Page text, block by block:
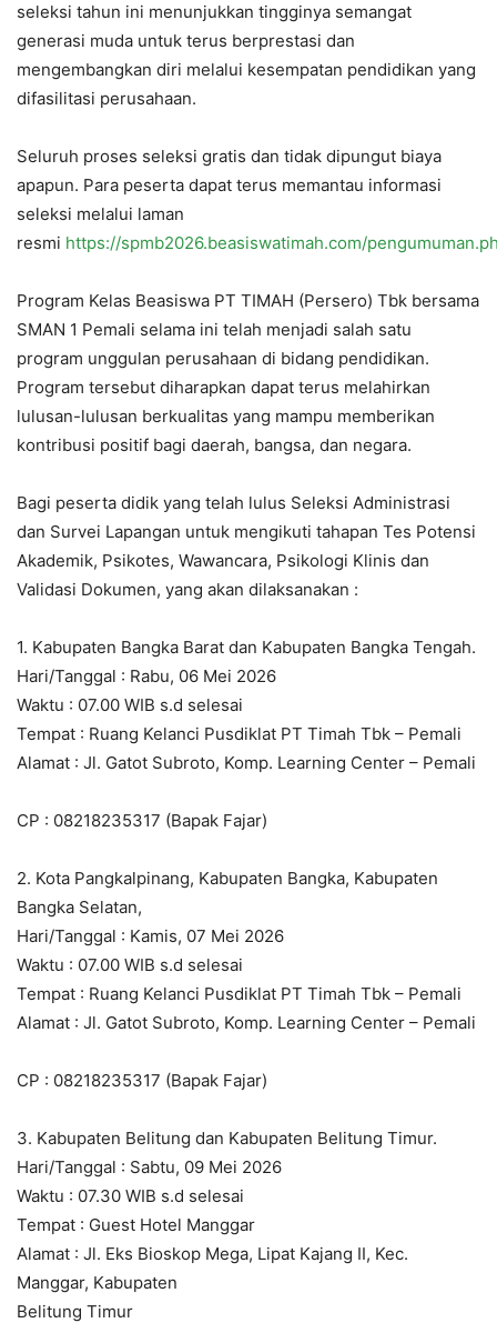
seleksi tahun ini menunjukkan tingginya semangat
generasi muda untuk terus berprestasi dan
mengembangkan diri melalui kesempatan pendidikan yang
difasilitasi perusahaan.
Seluruh proses seleksi gratis dan tidak dipungut biaya
apapun. Para peserta dapat terus memantau informasi
seleksi melalui laman
resmi https://spmb2026.beasiswatimah.com/
Program Kelas Beasiswa PT TIMAH (Persero) Tbk bersama
SMAN 1 Pemali selama ini telah menjadi salah satu
program unggulan perusahaan di bidang pendidikan.
Program tersebut diharapkan dapat terus melahirkan
lulusan-lulusan berkualitas yang mampu memberikan
kontribusi positif bagi daerah, bangsa, dan negara.
Bagi peserta didik yang telah lulus Seleksi Administrasi
dan Survei Lapangan untuk mengikuti tahapan Tes Potensi
Akademik, Psikotes, Wawancara, Psikologi Klinis dan
Validasi Dokumen, yang akan dilaksanakan :
1. Kabupaten Bangka Barat dan Kabupaten Bangka Tengah.
Hari/Tanggal : Rabu, 06 Mei 2026
Waktu : 07.00 WIB s.d selesai
Tempat : Ruang Kelanci Pusdiklat PT Timah Tbk – Pemali
Alamat : Jl. Gatot Subroto, Komp. Learning Center – Pemali
CP : 08218235317 (Bapak Fajar)
2. Kota Pangkalpinang, Kabupaten Bangka, Kabupaten
Bangka Selatan,
Hari/Tanggal : Kamis, 07 Mei 2026
Waktu : 07.00 WIB s.d selesai
Tempat : Ruang Kelanci Pusdiklat PT Timah Tbk – Pemali
Alamat : Jl. Gatot Subroto, Komp. Learning Center – Pemali
CP : 08218235317 (Bapak Fajar)
3. Kabupaten Belitung dan Kabupaten Belitung Timur.
Hari/Tanggal : Sabtu, 09 Mei 2026
Waktu : 07.30 WIB s.d selesai
Tempat : Guest Hotel Manggar
Alamat : Jl. Eks Bioskop Mega, Lipat Kajang II, Kec.
Manggar, Kabupaten
Belitung Timur